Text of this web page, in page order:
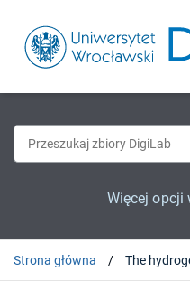
Więcej opcji
Strona główna